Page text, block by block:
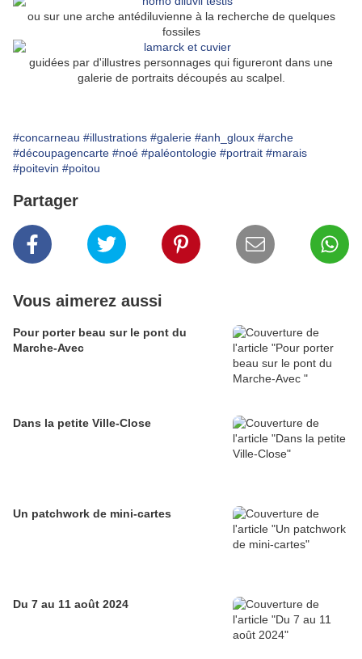
ou sur une arche antédiluvienne à la recherche de quelques
fossiles
guidées par d'illustres personnages qui figureront dans une
galerie de portraits découpés au scalpel.
#concarneau #illustrations #galerie #anh_gloux #arche
#découpagencarte #noé #paléontologie #portrait #marais
#poitevin #poitou
Partager
Vous aimerez aussi
Pour porter beau sur le pont du
Marche-Avec
Dans la petite Ville-Close
Un patchwork de mini-cartes
Du 7 au 11 août 2024